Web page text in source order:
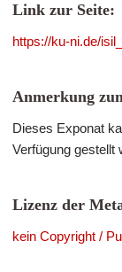
Link zur Seite:
https://ku-ni.de/
Anmerkung
Dieses Exponat
Verfügung gestellt
Lizenz der
kein Copyright /